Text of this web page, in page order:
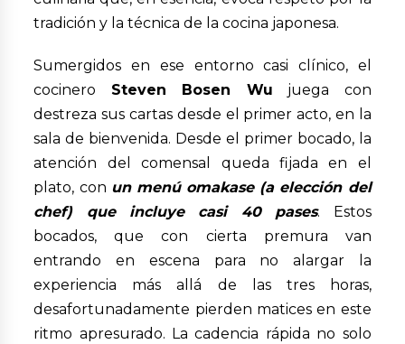
tradición y la técnica de la cocina japonesa.
Sumergidos en ese entorno casi clínico, el
cocinero Steven Bosen Wu juega con
destreza sus cartas desde el primer acto, en la
sala de bienvenida. Desde el primer bocado, la
atención del comensal queda fijada en el
plato, con un menú omakase (a elección del
chef) que incluye casi 40 pases. Estos
bocados, que con cierta premura van
entrando en escena para no alargar la
experiencia más allá de las tres horas,
desafortunadamente pierden matices en este
ritmo apresurado. La cadencia rápida no solo